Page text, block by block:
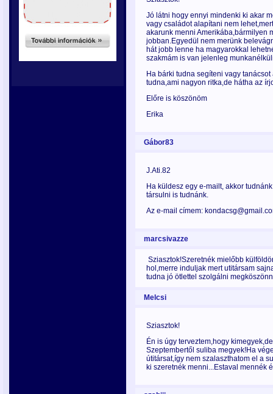
Jó látni hogy ennyi mindenki ki akar
vagy családot alapítani nem
akarunk menni Amerikába,bármilyen
jobban.Egyedül nem merünk
hát jobb lenne ha magyarokkal
szakmám is van jelenleg
Ha bárki tudna segíteni vagy
tudna,ami nagyon ritka,de hátha az
Előre is köszönöm
Erika
Gábor83
J.Ati.82
Ha küldesz egy e-mailt, akkor
társulni is tudnánk.
Az e-mail címem:
marcsivazze
Sziasztok!Szeretnék mielőbb
hol,merre induljak mert utitársam
tudna jó ötlettel szolgálni
Melcsi
Sziasztok!
Én is úgy terveztem,hogy
Szeptembertől suliba megyek!Ha
útitársat,így nem szalaszthatom el a
ki szeretnék menni...Estaval mennék